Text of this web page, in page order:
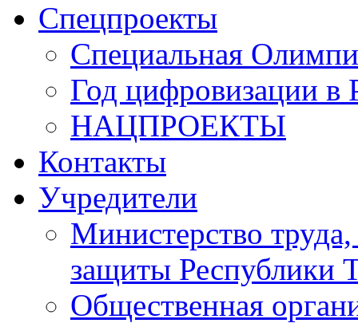
Спецпроекты
Специальная
Год цифровизации в
НАЦПРОЕКТЫ
Контакты
Учредители
Министерство
защиты Республики
Общественная